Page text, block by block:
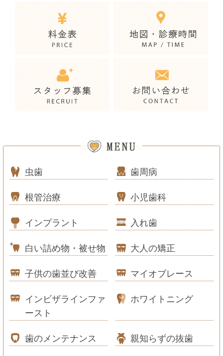
虫歯 歯周病
根管治療 小児歯科
インプラント 入れ歯
白い詰め物・被せ物 大人の矯正
子供の歯並び改善 マイオブレース
インビザラインファ
ースト
ホワイトニング
歯のメンテナンス 親知らずの抜歯